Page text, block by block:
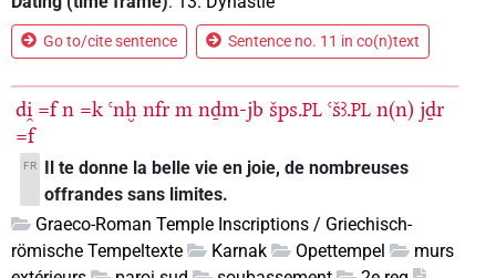
Go to/cite sentence Sentence no. 11 in co(n)text
di̯ =f n =k ꜥnḫ nfr m nḏm-jb šps.PL ꜥšꜣ.PL n(n) jḏr
=f
FR
Il te donne la belle vie en joie, de nombreuses
offrandes sans limites.
Graeco-Roman Temple Inscriptions / Griechisch-
römische Tempeltexte
Karnak Opettempel
murs